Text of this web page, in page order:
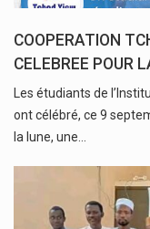
COOPERATION
CELEBREE POUR
Les étudiants de
ont célébré, ce 9
la lune, une…